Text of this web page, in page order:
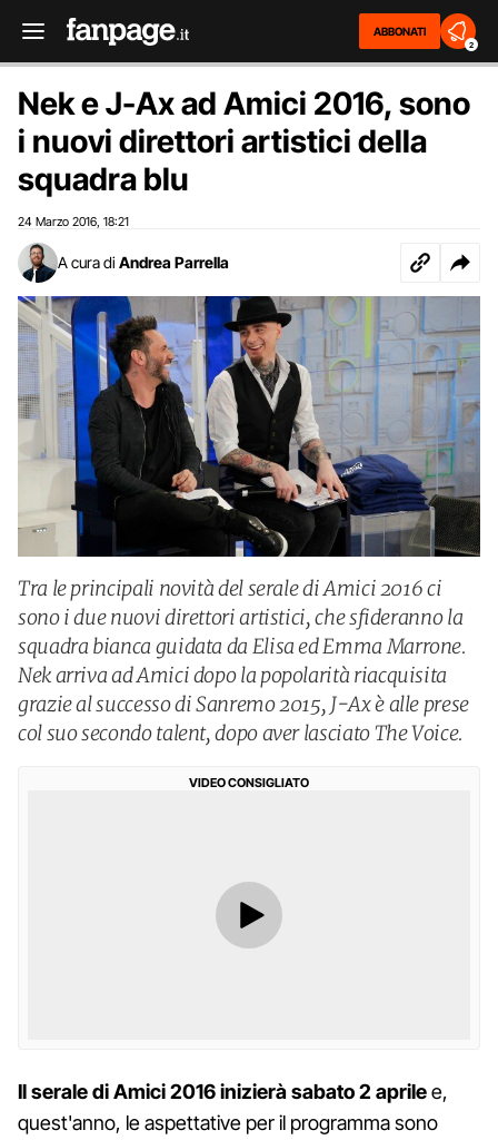
ABBONATI
2
Nek e J-Ax ad Amici 2016, sono
i nuovi direttori artistici della
squadra blu
24 Marzo 2016 18:21
A cura di Andrea Parrella
Tra le principali novità del serale di Amici 2016 ci
sono i due nuovi direttori artistici, che sfideranno la
squadra bianca guidata da Elisa ed Emma Marrone.
Nek arriva ad Amici dopo la popolarità riacquisita
grazie al successo di Sanremo 2015, J-Ax è alle prese
col suo secondo talent, dopo aver lasciato The Voice.
VIDEO CONSIGLIATO
Il serale di Amici 2016 inizierà sabato 2 aprilee,
quest'anno, le aspettative per il programma sono